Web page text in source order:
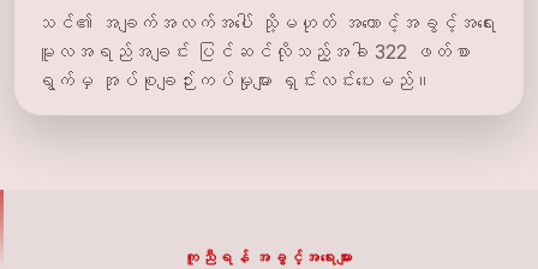
သင်၏ အချက်အလက်အပေါ် သို့မဟုတ် အကောင့်အခွင့်အရေး
မူလအရည်အချင်း ပြင်ဆင်လိုသည့်အခါ 322 ဖတ်စာ
ရွက်မှ အုပ်စုချဉ်းကပ်မှုများ ရှင်းလင်းပေးမည်။
ကူညီရန် အခွင့်အရေးများ